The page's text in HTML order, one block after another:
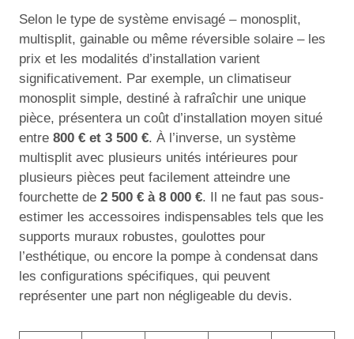
Selon le type de système envisagé – monosplit,
multisplit, gainable ou même réversible solaire – les
prix et les modalités d’installation varient
significativement. Par exemple, un climatiseur
monosplit simple, destiné à rafraîchir une unique
pièce, présentera un coût d’installation moyen situé
entre 800 € et 3 500 €. À l’inverse, un système
multisplit avec plusieurs unités intérieures pour
plusieurs pièces peut facilement atteindre une
fourchette de 2 500 € à 8 000 €. Il ne faut pas sous-
estimer les accessoires indispensables tels que les
supports muraux robustes, goulottes pour
l’esthétique, ou encore la pompe à condensat dans
les configurations spécifiques, qui peuvent
représenter une part non négligeable du devis.